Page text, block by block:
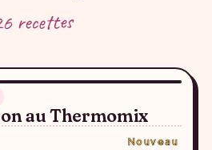
recettes
au Thermomix
Nouveau